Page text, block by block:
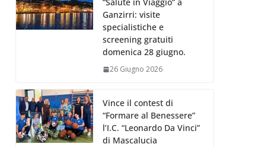
Ganzirri: visite
specialistiche e
screening gratuiti
domenica 28 giugno.
26 Giugno 2026
Vince il contest di
“Formare al Benessere”
l’I.C. “Leonardo Da Vinci”
di Mascalucia